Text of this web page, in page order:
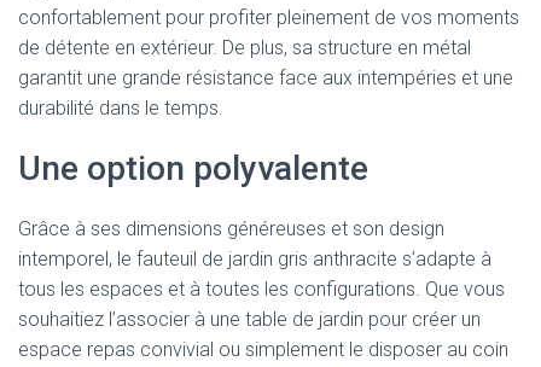
confortablement pour profiter pleinement de vos moments
de détente en extérieur. De plus, sa structure en métal
garantit une grande résistance face aux intempéries et une
durabilité dans le temps.
Une option polyvalente
Grâce à ses dimensions généreuses et son design
intemporel, le fauteuil de jardin gris anthracite s’adapte à
tous les espaces et à toutes les configurations. Que vous
souhaitiez l’associer à une table de jardin pour créer un
espace repas convivial ou simplement le disposer au coin